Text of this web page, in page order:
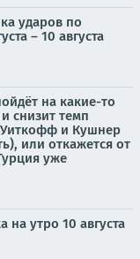
ударов по
– 10 августа
на какие-то
снизит темп
и Кушнер
или откажется от
уже
на утро 10 августа